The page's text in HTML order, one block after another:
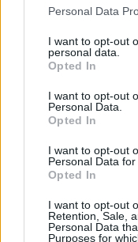
Personal Data
I want to opt-out
personal data.
Opted In
I want to opt-out
Personal Data.
Opted In
I want to opt-out
Personal Data for
Opted In
I want to opt-out
Retention, Sale,
Personal Data
Purposes for